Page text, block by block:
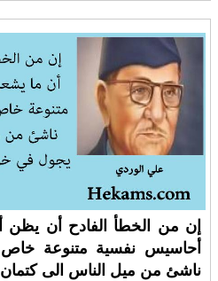
إن من الخطأ الفادح أن يظن
أحاسيس نفسية متنوعة
ناشئ من ميل الناس الى